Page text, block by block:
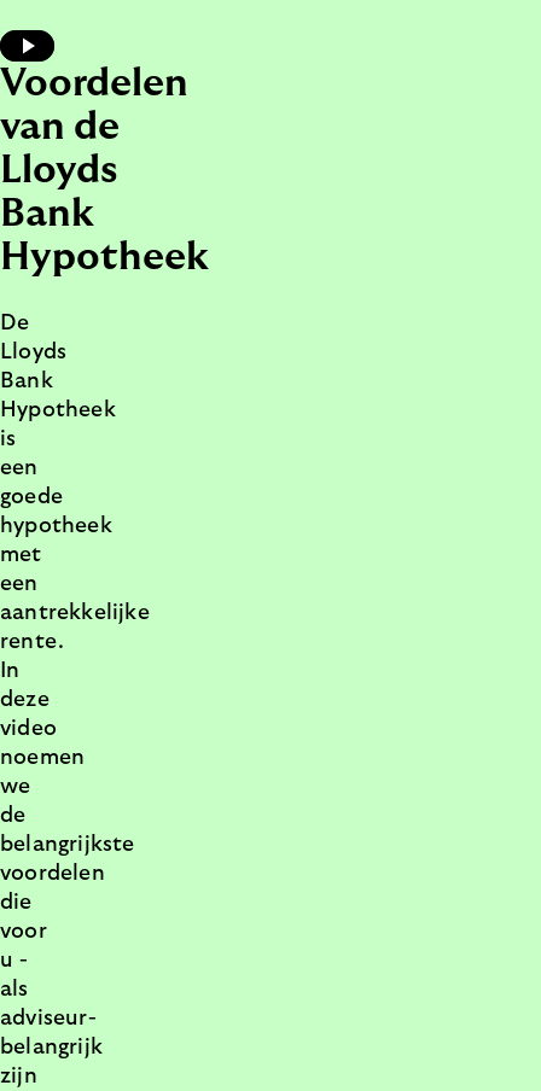
Voordelen
van de
Lloyds
Bank
Hypotheek
De
Lloyds
Bank
Hypotheek
is
een
goede
hypotheek
met
een
aantrekkelijke
rente.
In
deze
video
noemen
we
de
belangrijkste
voordelen
die
voor
u -
als
adviseur-
belangrijk
zijn
Video afspelen